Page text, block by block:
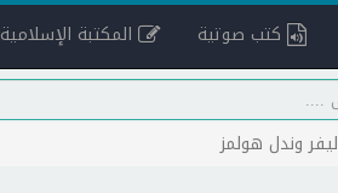
كتب صوتية المكتبة الإسلامية
وندل هولمز